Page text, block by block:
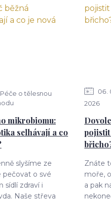
Péče o tělesnou
mikrobiomu:
selhávají a co
slyšíme ze
pečovat o své
sídlí zdraví i
Naše střeva
06
2026
pojistit
Znáte
moře,
a pak